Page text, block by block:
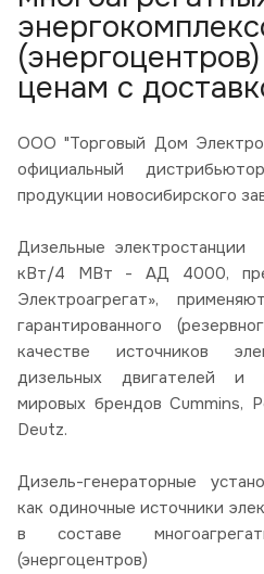
ценам с
ООО "Торговый Дом
официальный
продукции новосибирского
Дизельные
кВт/4 МВт - АД 4000,
Электроагрегат»,
гарантированного
качестве источников
дизельных двигателей и
мировых брендов Cummins,
Deutz.
Дизель-генераторные
как одиночные источники
в составе
(энергоцентров)